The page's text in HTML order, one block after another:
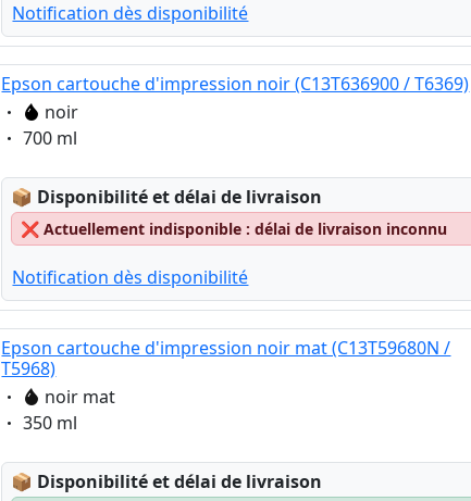
Notification dès disponibilité
Epson cartouche d'impression noir (C13T636900 / T6369)
Eigenschaft:
noir
Eigenschaft:
700 ml
📦 Lagerstatus:
Disponibilité et délai de livraison
❌ Actuellement indisponible : délai de livraison inconnu
Notification dès disponibilité
Epson cartouche d'impression noir mat (C13T59680N /
T5968)
Eigenschaft:
noir mat
Eigenschaft:
350 ml
📦 Lagerstatus:
Disponibilité et délai de livraison